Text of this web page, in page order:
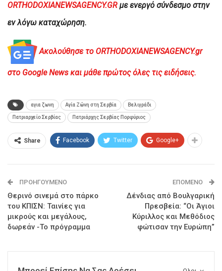
ORTHODOXIANEWSAGENCY.GR με ενεργό σύνδεσμο στην
εν λόγω καταχώρηση.
Ακολούθησε το ORTHODOXIANEWSAGENCY.gr
στο Google News και μάθε πρώτος όλες τις ειδήσεις.
αγια ζωνη Αγία Ζώνη στη Σερβία Βελιγράδι
Πατριαρχείο Σερβίας Πατριάρχης Σερβίας Πορφύριος
Share Facebook Twitter Google+
ΠΡΟΗΓΟΎΜΕΝΟ
Θερινό σινεμά στο πάρκο
του ΚΠΙΣΝ: Ταινίες για
μικρούς και μεγάλους,
δωρεάν -Το πρόγραμμα
ΕΠΌΜΕΝΟ
Δένδιας από Βουλγαρική
Πρεσβεία: “Οι Άγιοι
Κύριλλος και Μεθόδιος
φώτισαν την Ευρώπη”